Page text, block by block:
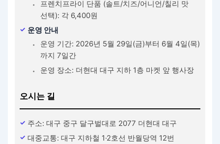
프렌치프라이 단품 (솔트/치즈/어니언/칠리 맛
선택): 각 6,400원
운영 안내
운영 기간: 2026년 5월 29일(금)부터 6월 4일(목)
까지 7일간
운영 장소: 더현대 대구 지하 1층 마켓 앞 행사장
오시는 길
주소: 대구 중구 달구벌대로 2077 더현대 대구
대중교통: 대구 지하철 1·2호선 반월당역 12번